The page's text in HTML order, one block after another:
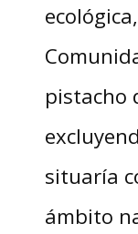
pistacho
situaría
ámbito